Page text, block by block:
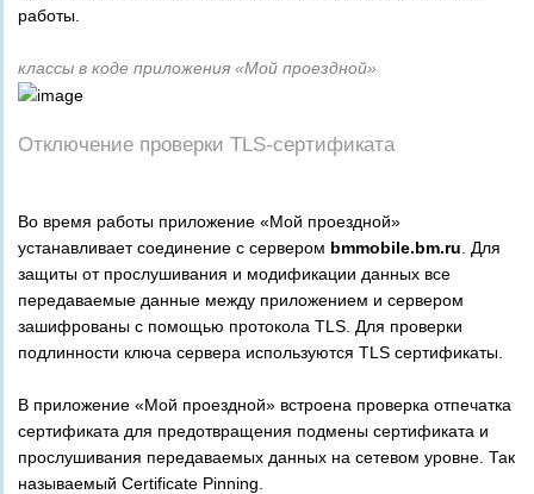
работы.
классы в коде приложения «Мой проездной»
Отключение проверки TLS-сертификата
Во время работы приложение «Мой проездной»
устанавливает соединение с сервером bmmobile.bm.ru . Для
защиты от прослушивания и модификации данных все
передаваемые данные между приложением и сервером
зашифрованы с помощью протокола TLS. Для проверки
подлинности ключа сервера используются TLS сертификаты.
В приложение «Мой проездной» встроена проверка отпечатка
сертификата для предотвращения подмены сертификата и
прослушивания передаваемых данных на сетевом уровне. Так
называемый Certificate Pinning.